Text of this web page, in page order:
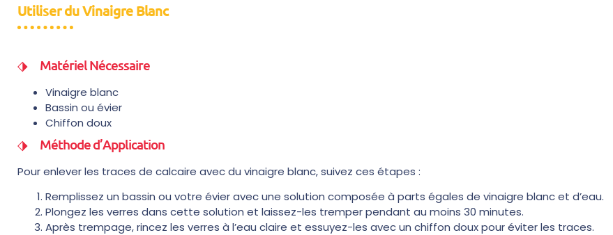
Utiliser du Vinaigre Blanc
Matériel Nécessaire
Vinaigre blanc
Bassin ou évier
Chiffon doux
Méthode d’Application
Pour enlever les traces de calcaire avec du vinaigre blanc, suivez ces étapes :
Remplissez un bassin ou votre évier avec une solution composée à parts égales de vinaigre blanc et d’eau.
Plongez les verres dans cette solution et laissez-les tremper pendant au moins 30 minutes.
Après trempage, rincez les verres à l’eau claire et essuyez-les avec un chiffon doux pour éviter les traces.